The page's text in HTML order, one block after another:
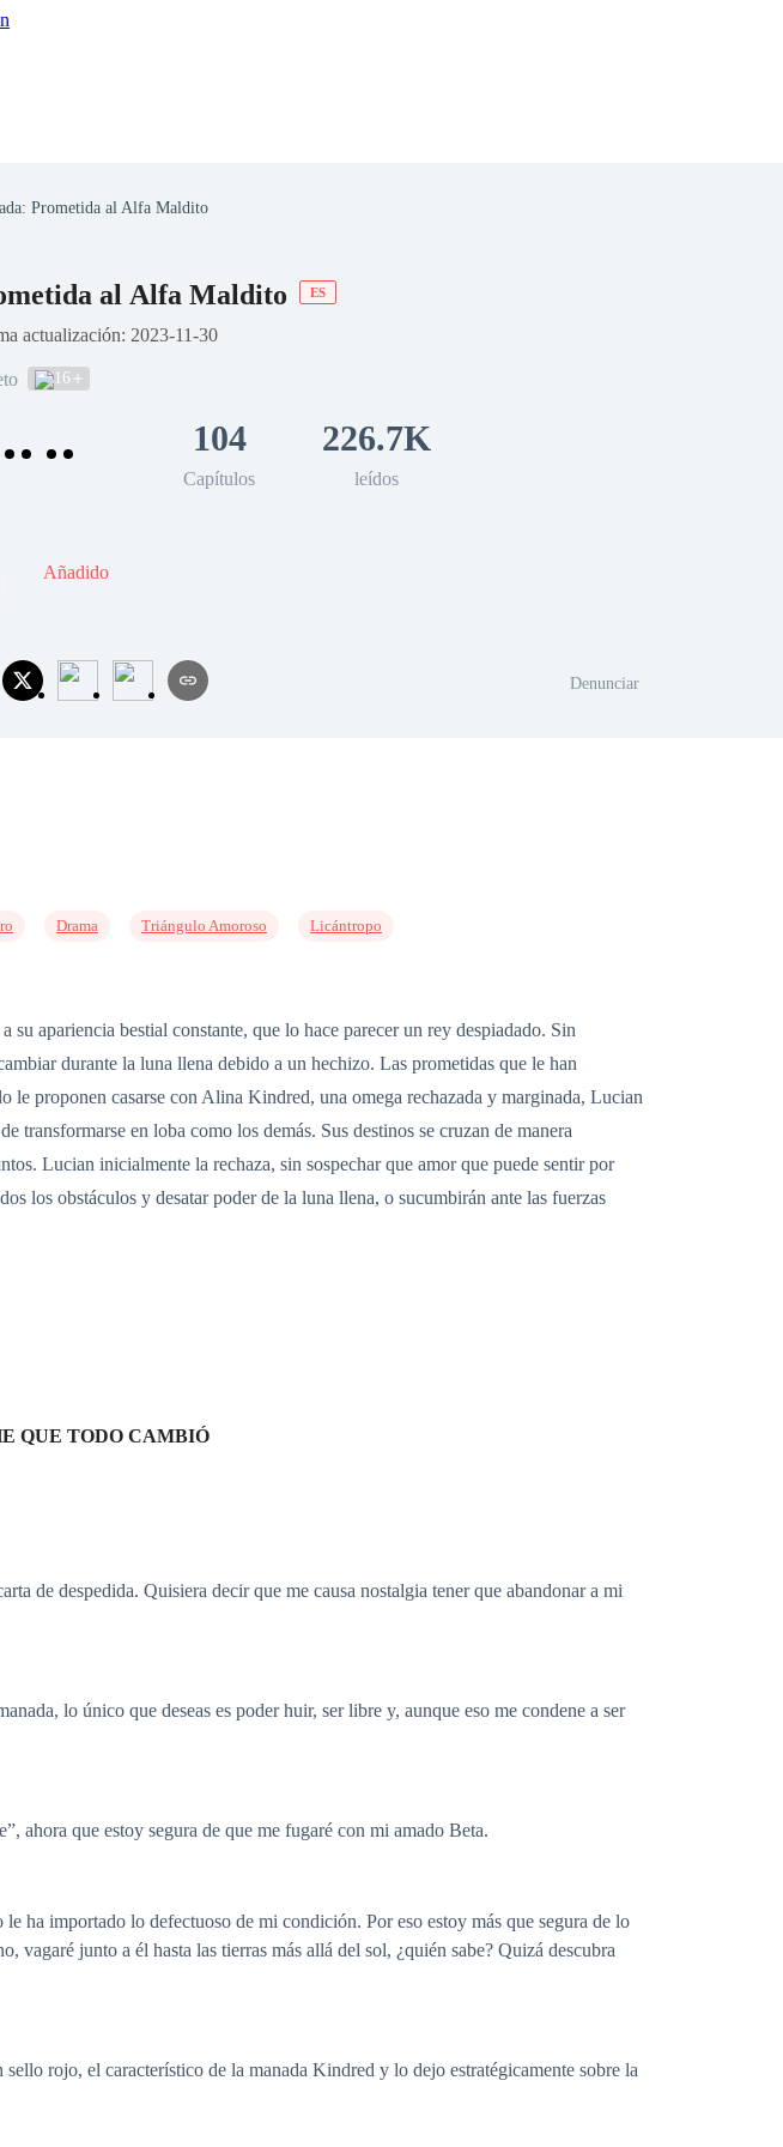
Prometida al Alfa Maldito
al Alfa Maldito ES
actualización: 2023-11-30
16
104
Capítulos
226.7K
leídos
Añadido
Denunciar
Drama Triángulo Amoroso Licántropo
apariencia bestial constante, que lo hace parecer un rey despiadado. Sin
durante la luna llena debido a un hechizo. Las prometidas que le han
proponen casarse con Alina Kindred, una omega rechazada y marginada, Lucian
transformarse en loba como los demás. Sus destinos se cruzan de manera
Lucian inicialmente la rechaza, sin sospechar que amor que puede sentir por
los obstáculos y desatar poder de la luna llena, o sucumbirán ante las fuerzas
QUE TODO CAMBIÓ
de despedida. Quisiera decir que me causa nostalgia tener que abandonar a mi
lo único que deseas es poder huir, ser libre y, aunque eso me condene a ser
ahora que estoy segura de que me fugaré con mi amado Beta.
ha importado lo defectuoso de mi condición. Por eso estoy más que segura de lo
vagaré junto a él hasta las tierras más allá del sol, ¿quién sabe? Quizá descubra
rojo, el característico de la manada Kindred y lo dejo estratégicamente sobre la